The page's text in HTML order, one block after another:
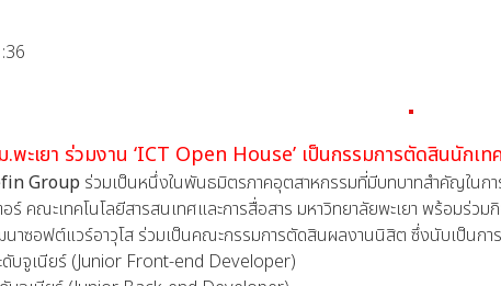
เยา ร่วมงาน ‘ICT Open House’ เป็นกรรมการตัดสินนักเท
Group ร่วมเป็นหนึ่งในพันธมิตรภาคอุตสาหกรรมที่มีบทบาทสำคัญในกา
คณะเทคโนโลยีสารสนเทศและการสื่อสาร มหาวิทยาลัยพะเยา พร้อมร่วม
าซอฟต์แวร์อาวุโส ร่วมเป็นคณะกรรมการตัดสินผลงานนิสิต ซึ่งนับเป็นกา
เนียร์ (Junior Front-end Developer)